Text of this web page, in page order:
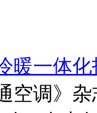
暖一体
调》杂